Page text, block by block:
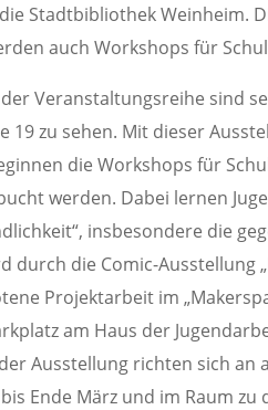
Stadtbibliothek Weinheim.
auch Workshops für
Veranstaltungsreihe sind
19 zu sehen. Mit dieser
die Workshops für
werden. Dabei lernen
insbesondere die
durch die Comic-Ausstellung
Projektarbeit im
am Haus der
Ausstellung richten sich an
Ende März und im Raum